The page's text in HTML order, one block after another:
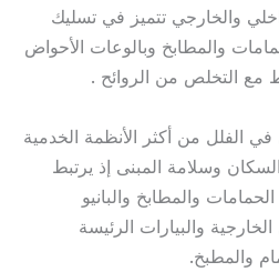
والخارجي تتميز في تسليك
والمطابخ وبالوعات الأحواض
مع التخلص من الروائح .
الفلل من أكثر الأنظمة الخدمية
وسلامة المبنى إذ يرتبط
والمطابخ والبانيو
والبيارات الرئيسة
والمطبخ.